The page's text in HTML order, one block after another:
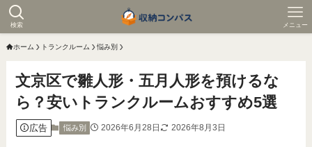
検索 メニュー
ホーム トランクルーム 悩み別
文京区で雛人形・五月人形を預けるな
ら？安いトランクルームおすすめ5選
広告 悩み別 2026年6月28日 2026年8月3日